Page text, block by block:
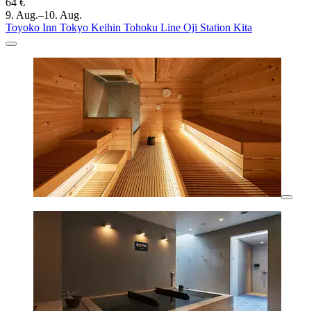
64 €
9. Aug.–10. Aug.
Toyoko Inn Tokyo Keihin Tohoku Line Oji Station Kita